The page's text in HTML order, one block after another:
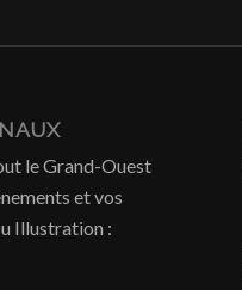
le Grand-Ouest
et vos
Illustration :